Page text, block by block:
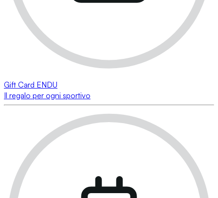
Gift Card ENDU
Il regalo per ogni sportivo